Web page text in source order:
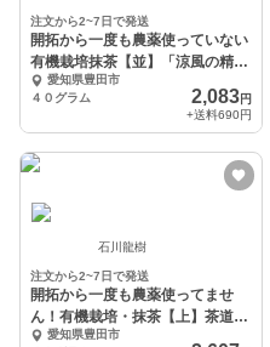
注文から2~7日で発送
開拓から一度も農薬使っていない
有機栽培抹茶【並】「涼風の精」
（スイーツ料理向け）
愛知県豊田市
４０グラム
2,083円
+送料690円
石川龍樹
注文から2~7日で発送
開拓から一度も農薬使ってませ
ん！有機栽培・抹茶【上】茶道用
銘「豊樹の白」
愛知県豊田市